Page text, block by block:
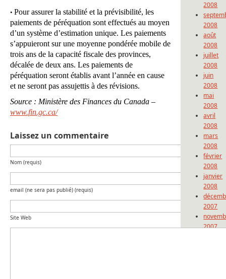
• Pour assurer la stabilité et la prévisibilité, les
paiements de péréquation sont effectués au moyen
d’un système d’estimation unique. Les paiements
s’appuieront sur une moyenne pondérée mobile de
trois ans de la capacité fiscale des provinces,
décalée de deux ans. Les paiements de
péréquation seront établis avant l’année en cause
et ne seront pas assujettis à des révisions.
Source : Ministère des Finances du Canada –
www.fin.gc.ca/
Laissez un commentaire
Nom (requis)
email (ne sera pas publié) (requis)
Site Web
2008
2008
août
2008
juillet
2008
juin
2008
mai
2008
avril
2008
mars
2008
février
2008
janvier
2008
2007
2007